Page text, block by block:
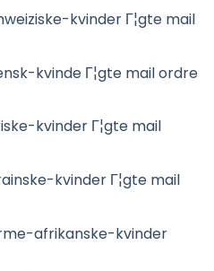
kvinder Г¦gte mail
kvinde Г¦gte mail ordre
kvinder Г¦gte mail
kvinder Г¦gte mail
afrikanske-kvinder